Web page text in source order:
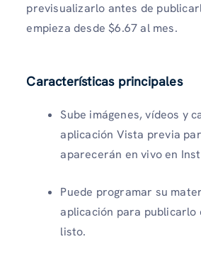
previsualizarlo antes de
empieza desde $6.67 al mes.
Características principales
Sube imágenes, vídeos y
aplicación Vista previa
aparecerán en vivo en
Puede programar su
aplicación para publicarlo
listo.